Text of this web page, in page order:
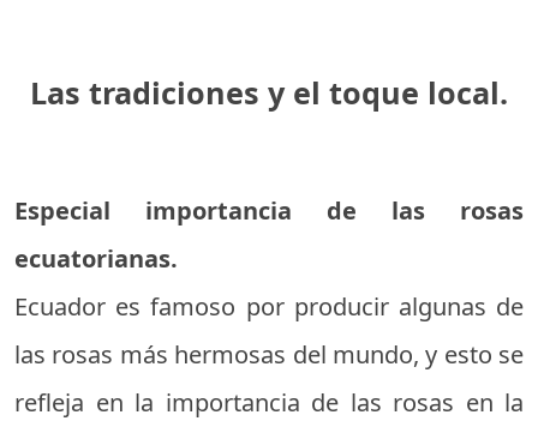
Las tradiciones y el toque local.
Especial importancia de las rosas
ecuatorianas.
Ecuador es famoso por producir algunas de
las rosas más hermosas del mundo, y esto se
refleja en la importancia de las rosas en la